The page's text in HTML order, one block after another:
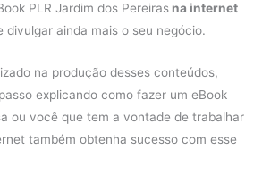
PLR Jardim dos Pereiras na internet
divulgar ainda mais o seu negócio.
na produção desses conteúdos,
explicando como fazer um eBook
ou você que tem a vontade de trabalhar
também obtenha sucesso com esse